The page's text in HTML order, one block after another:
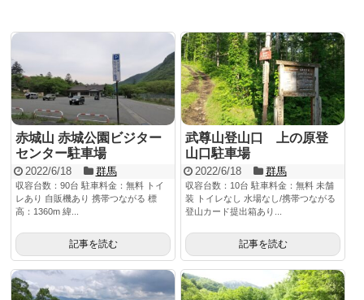
赤城山 赤城公園ビジター
センター駐車場
2022/6/18 群馬
収容台数：90台 駐車料金：無料 トイ
レあり 自販機あり 携帯つながる 標
高：1360m 緯...
記事を読む
武尊山登山口 上の原登
山口駐車場
2022/6/18 群馬
収容台数：10台 駐車料金：無料 未舗
装 トイレなし 水場なし/携帯つながる
登山カード提出箱あり...
記事を読む